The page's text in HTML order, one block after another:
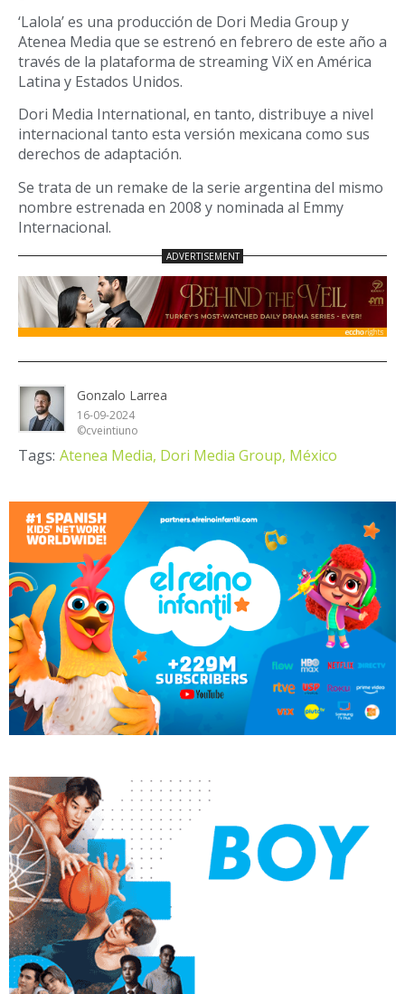
‘Lalola’ es una producción de Dori Media Group y
Atenea Media que se estrenó en febrero de este año a
través de la plataforma de streaming ViX en América
Latina y Estados Unidos.
Dori Media International, en tanto, distribuye a nivel
internacional tanto esta versión mexicana como sus
derechos de adaptación.
Se trata de un remake de la serie argentina del mismo
nombre estrenada en 2008 y nominada al Emmy
Internacional.
Gonzalo Larrea
16-09-2024
©cveintiuno
Tags: Atenea Media, Dori Media Group, México